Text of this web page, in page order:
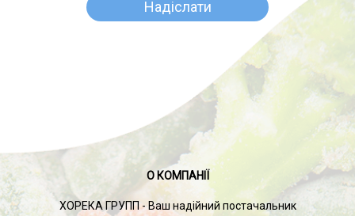
О КОМПАНІЇ
ХОРЕКА ГРУПП - Ваш надійний постачальник